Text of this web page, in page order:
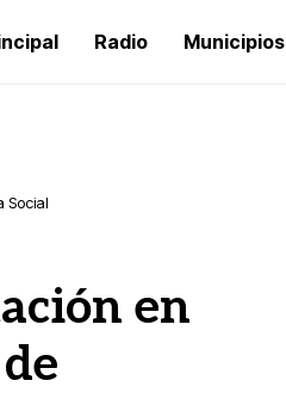
Radio Municipios
Social
en